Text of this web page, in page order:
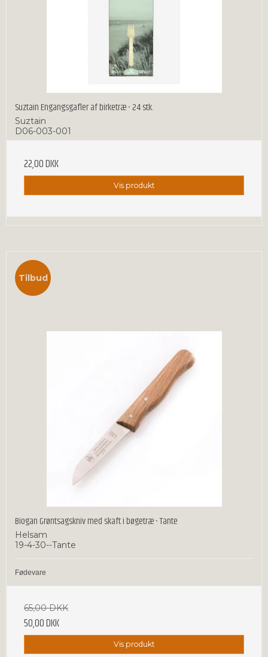
Suztain Engangsgafler af birketræ - 24 stk.
Suztain
D06-003-001
22,00 DKK
Vis produkt
Tilbud
Biogan Grøntsagskniv med skaft i bøgetræ - Tante
Helsam
19-4-30--Tante
Fødevare
65,00 DKK
50,00 DKK
Vis produkt